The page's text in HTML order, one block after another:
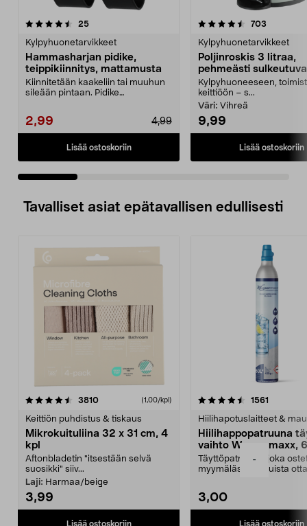
-
25arvostelut
Kylpyhuonetarvikkeet
Hammasharjan pidike,
teippikiinnitys, mattamusta
Kiinnitetään kaakeliin tai muuhun
sileään pintaan. Pidike
2,99 4,99
Lisää ostoskoriin
4.5 viidestä
703
Kylpyhuonetarvikkeet
Poljinroskis 3 litraa,
pehmeästi
Kylpyhuoneeseen,
keittiöön – s...
Väri: Vihreä
9,99
Lisää ostoskoriin
4.5 viidestä
Tavalliset asiat epätavallisen edullisesti
3810arvostelut (1,00/kpl)
Keittiön puhdistus & tiskaus
Mikrokuituliina 32 x 31 cm, 4
kpl
Aftonbladetin "itsestään selvä
suosikki" siiv...
Laji: Harmaa/beige
3,99
Lisää ostoskoriin
4.5viidestä
1561
Hiilihapotuslaitteet &
Hiilihappopatruuna
vaihto Wassermaxx,
Täyttöpatruuna, joka
myymälästä – muista
3,00
Lisää ostoskoriin
4.5viidestä